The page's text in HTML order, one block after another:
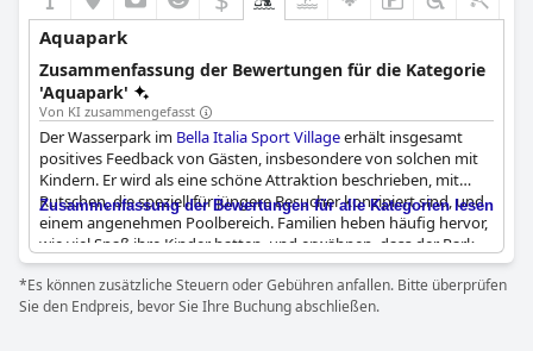
Aquapark
Zusammenfassung der Bewertungen für die Kategorie
'Aquapark'
Von KI zusammengefasst
Der Wasserpark im Bella Italia Sport Villageerhält insgesamt
positives Feedback von Gästen, insbesondere von solchen mit
Kindern. Er wird als eine schöne Attraktion beschrieben, mit
Rutschen, die speziell für jüngere Besucher konzipiert sind, und
einem angenehmen Poolbereich. Familien heben häufig hervor,
wie viel Spaß ihre Kinder hatten, und erwähnen, dass der Park
während seiner Öffnungszeiten leicht zugänglich war. Das
Personal wird für sein höfliches und zuvorkommendes
Verhalten gelobt, was zum insgesamt positiven Erlebnis
Zusammenfassung der Bewertungen für alle Kategorien lesen
*Es können zusätzliche Steuern oder Gebühren anfallen. Bitte überprüfen
Sie den Endpreis, bevor Sie Ihre Buchung abschließen.